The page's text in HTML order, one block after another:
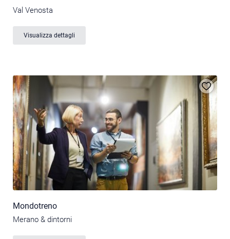
Val Venosta
Visualizza dettagli
Mondotreno
Merano & dintorni